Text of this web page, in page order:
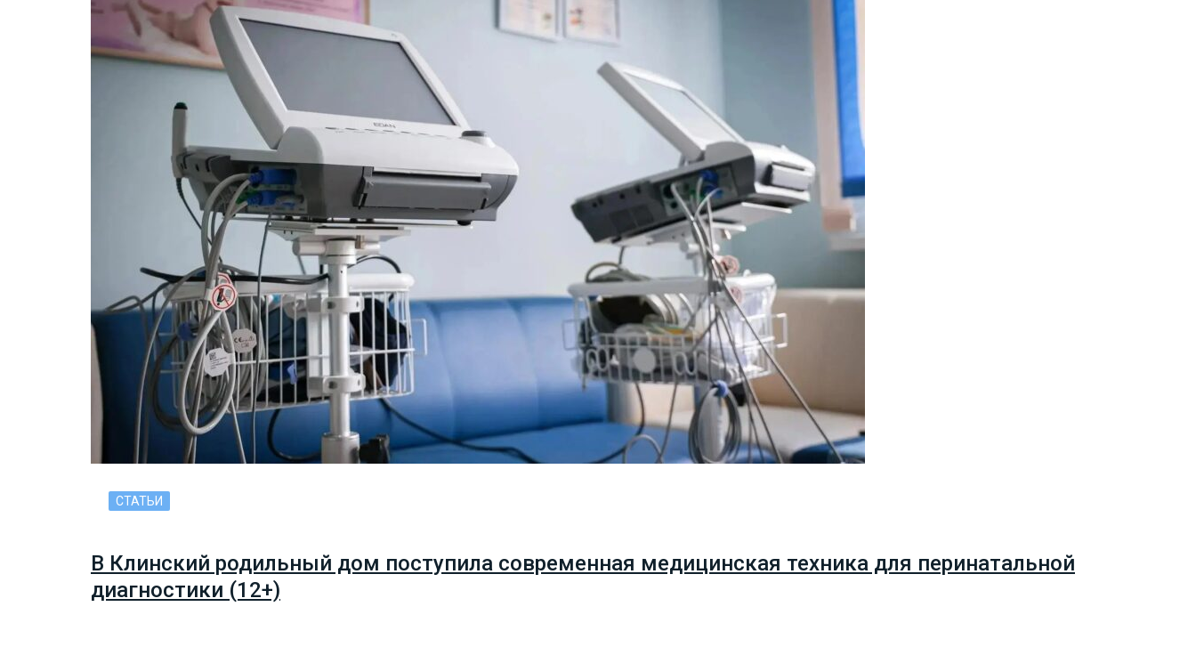
СТАТЬИ
В Клинский родильный дом поступила современная медицинская техника для перинатальной
диагностики (12+)